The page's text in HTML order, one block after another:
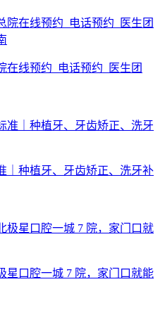
在线预约_电话预约_医生团
｜种植牙、牙齿矫正、洗牙补
星口腔一城 7 院，家门口就能